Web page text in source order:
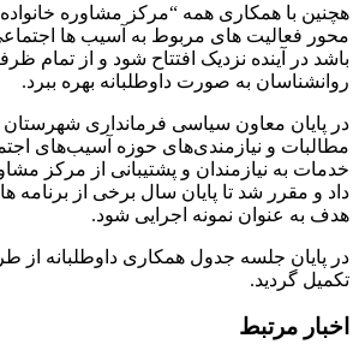
هچنین با همکاری همه “مرکز مشاوره
محور فعالیت های مربوط به آسیب ها
باشد در آینده نزدیک افتتاح شود و از تمام
روانشناسان به صورت داوطلبانه بهره ببرد.
در پایان معاون سیاسی فرمانداری شهرستان
مطالبات و نیازمندی‌های حوزه آسیب‌های
خدمات به نیازمندان و پشتیبانی از مرکز
داد و مقرر شد تا پایان سال برخی از برنامه
هدف به عنوان نمونه اجرایی شود.
در پایان جلسه جدول همکاری داوطلبانه
تکمیل گردید.
اخبار مرتبط